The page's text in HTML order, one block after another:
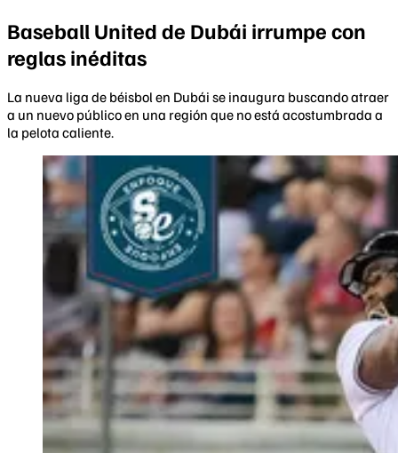
Baseball United de Dubái irrumpe con
reglas inéditas
La nueva liga de béisbol en Dubái se inaugura buscando atraer
a un nuevo público en una región que no está acostumbrada a
la pelota caliente.